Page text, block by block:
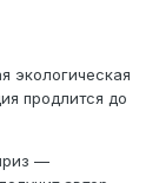
экологическая
продлится до
—